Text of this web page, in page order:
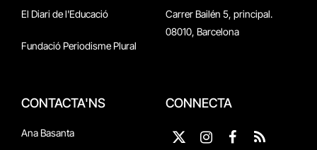
El Diari de l'Educació
Fundació Periodisme Plural
Carrer Bailén 5, principal.
08010, Barcelona
CONTACTA'NS
Ana Basanta
CONNECTA
X
InstagramFacebook
RSS